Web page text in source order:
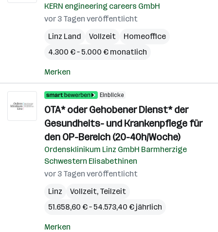
KERN engineering careers GmbH
vor 3 Tagen veröffentlicht
Linz Land
Vollzeit
Homeoffice
4.300 € – 5.000 € monatlich
Merken
Einblicke
OTA* oder Gehobener Dienst* der
Gesundheits- und Krankenpflege für
den OP-Bereich (20-40h/Woche)
Ordensklinikum Linz GmbH Barmherzige
Schwestern Elisabethinen
vor 3 Tagen veröffentlicht
Linz
Vollzeit, Teilzeit
51.658,60 € – 54.573,40 € jährlich
Merken